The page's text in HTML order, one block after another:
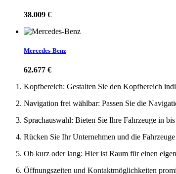
38.009 €
Mercedes-Benz
62.677 €
Kopfbereich: Gestalten Sie den Kopfbereich
Navigation frei wählbar: Passen Sie die
Sprachauswahl: Bieten Sie Ihre Fahrzeuge in
Rücken Sie Ihr Unternehmen und die
Ob kurz oder lang: Hier ist Raum für einen
Öffnungszeiten und Kontaktmöglichkeiten